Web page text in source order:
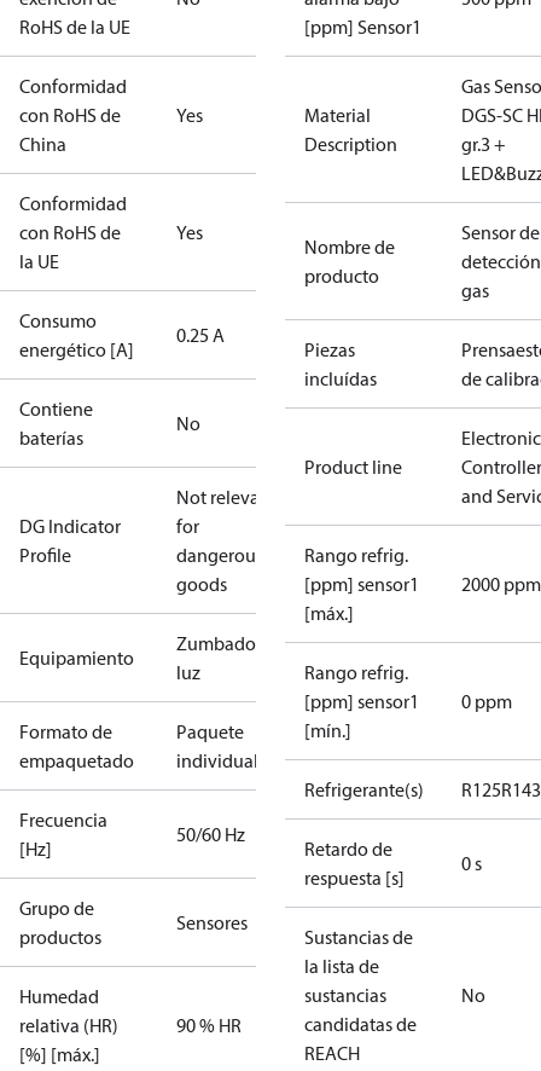
RoHS de la UE
Conformidad
con RoHS de
China
Yes
Conformidad
con RoHS de
la UE
Yes
Consumo
energético [A]
0.25 A
Contiene
baterías
No
DG Indicator
Profile
Not relevant
for
dangerous
goods
Equipamiento
Zumbadory
luz
Formato de
empaquetado
Paquete
individual
Frecuencia
[Hz]
50/60 Hz
Grupo de
productos
Sensores
Humedad
relativa (HR)
[%] [máx.]
90 % HR
[ppm] Sensor1
Material
Description
Gas
DGS-SC
gr.3 +
Nombre de
producto
Sensor de
gas
Piezas
incluídas
de
Product line
Electronic
and
Rango refrig.
[ppm] sensor1
[máx.]
2000 ppm
Rango refrig.
[ppm] sensor1
[mín.]
0 ppm
Refrigerante(s) R125
Retardo de
respuesta [s]
0 s
Sustancias de
la lista de
sustancias
candidatas de
REACH
No